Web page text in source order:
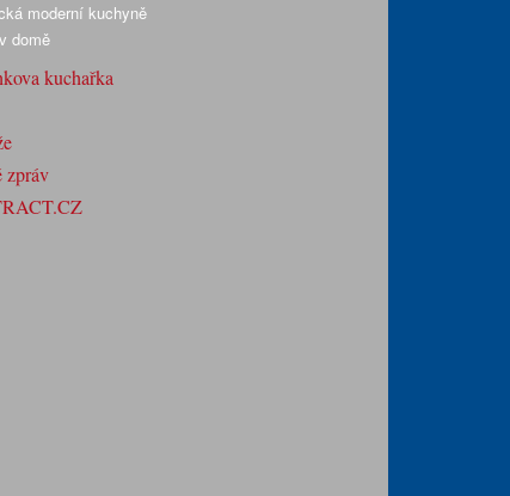
moderní kuchyně
domě
kuchařka
zpráv